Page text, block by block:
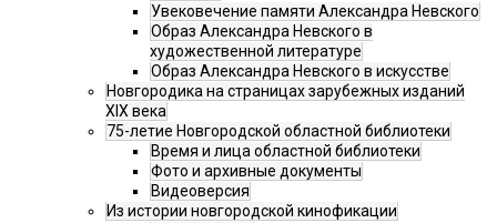
Увековечение памяти Александра Невского
Образ Александра Невского в
художественной литературе
Образ Александра Невского в искусстве
Новгородика на страницах зарубежных изданий
XIX века
75-летие Новгородской областной библиотеки
Время и лица областной библиотеки
Фото и архивные документы
Видеоверсия
Из истории новгородской кинофикации